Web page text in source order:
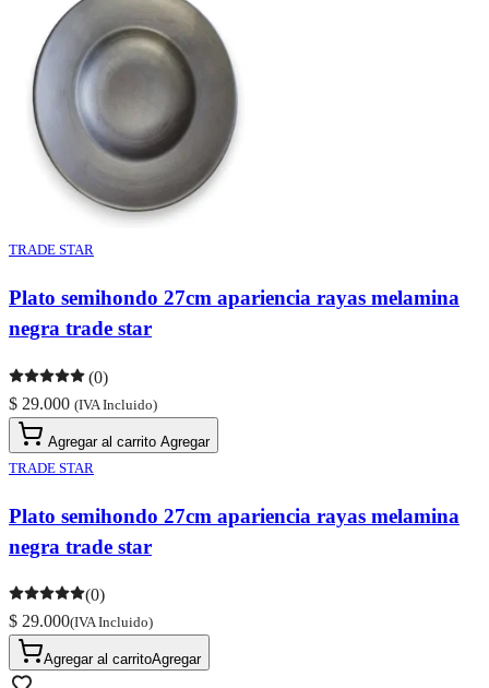
TRADE STAR
Plato semihondo 27cm apariencia rayas melamina
negra trade star
(0)
$ 29.000 (IVA Incluido)
Agregar al carrito Agregar
TRADE STAR
Plato semihondo 27cm apariencia rayas melamina
negra trade star
(0)
$ 29.000(IVA Incluido)
Agregar al carritoAgregar